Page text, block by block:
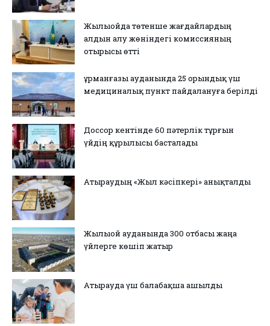
Жылыойда төтенше жағдайлардың
алдын алу жөніндегі комиссияның
отырысы өтті
Құрманғазы ауданында 25 орындық үш
медициналық пункт пайдалануға берілді
Доссор кентінде 60 пәтерлік тұрғын
үйдің құрылысы басталады
Атыраудың «Жыл кәсіпкері» анықталды
Жылыой ауданында 300 отбасы жаңа
үйлерге көшіп жатыр
Атырауда үш балабақша ашылды